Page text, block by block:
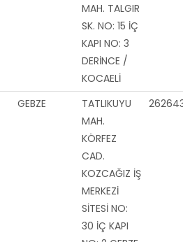
MAH. TALGIR
SK. NO: 15 İÇ
KAPI NO: 3
DERİNCE /
KOCAELİ
GEBZE
TATLIKUYU
MAH.
KÖRFEZ
CAD.
KOZCAĞIZ İŞ
MERKEZİ
SİTESİ NO:
30 İÇ KAPI